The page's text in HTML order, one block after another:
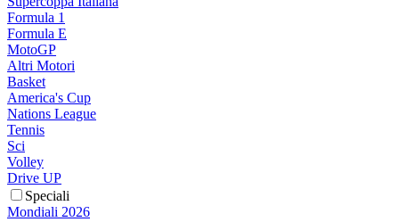
Formula 1
Formula E
MotoGP
Altri Motori
Basket
America's Cup
Nations League
Tennis
Sci
Volley
Drive UP
Speciali
Mondiali 2026